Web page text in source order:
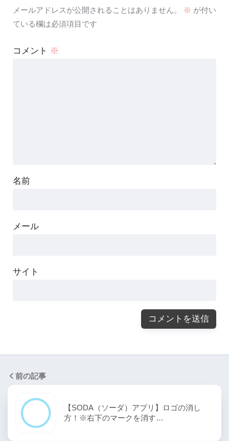
メールアドレスが公開されることはありません。 ※ が付い
ている欄は必須項目です
コメント ※
名前
メール
サイト
前の記事
【SODA（ソーダ）アプリ】ロゴの消し
方！※右下のマークを消す…